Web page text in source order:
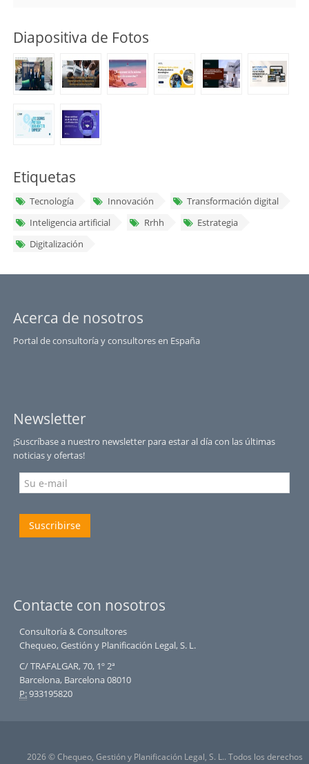
Diapositiva de Fotos
Etiquetas
Tecnología Innovación
Transformación digital
Inteligencia artificial
Rrhh
Estrategia
Digitalización
Acerca de nosotros
Portal de consultoría y consultores en España
Newsletter
¡Suscríbase a nuestro newsletter para estar al día con las últimas
noticias y ofertas!
Suscribirse
Contacte con nosotros
Consultoría & Consultores
Chequeo, Gestión y Planificación Legal, S. L.
C/ TRAFALGAR, 70, 1º 2ª
Barcelona, Barcelona 08010
P:933195820
2026 © Chequeo, Gestión y Planificación Legal, S. L.. Todos los derechos